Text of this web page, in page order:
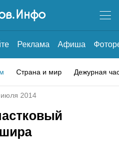
Реклама Афиша
Страна и мир Дежурная
2014